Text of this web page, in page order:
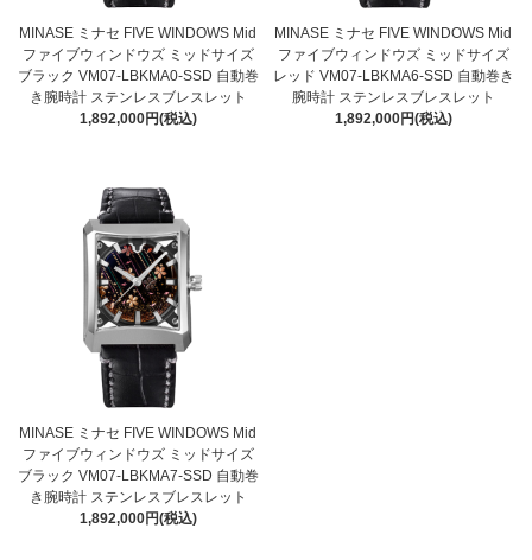
MINASE ミナセ FIVE WINDOWS Mid
ファイブウィンドウズ ミッドサイズ
ブラック VM07-LBKMA0-SSD 自動巻
き腕時計 ステンレスブレスレット
1,892,000円(税込)
MINASE ミナセ FIVE WINDOWS Mid
ファイブウィンドウズ ミッドサイズ
レッド VM07-LBKMA6-SSD 自動巻き
腕時計 ステンレスブレスレット
1,892,000円(税込)
MINASE ミナセ FIVE WINDOWS Mid
ファイブウィンドウズ ミッドサイズ
ブラック VM07-LBKMA7-SSD 自動巻
き腕時計 ステンレスブレスレット
1,892,000円(税込)